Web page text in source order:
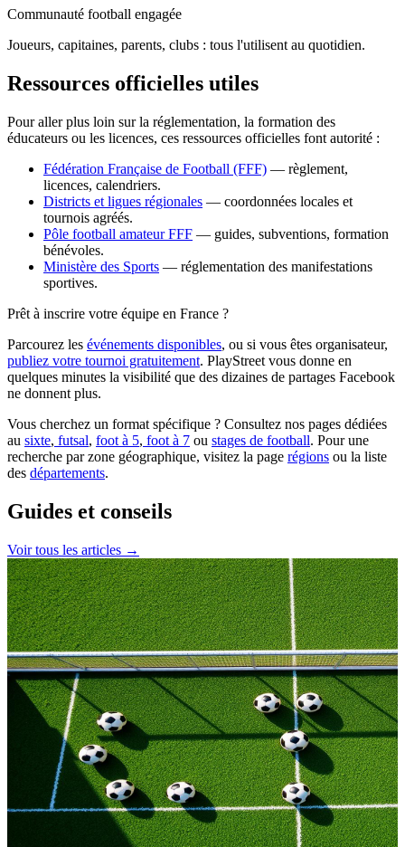
Communauté football engagée
Joueurs, capitaines, parents, clubs : tous l'utilisent au quotidien.
Ressources officielles utiles
Pour aller plus loin sur la réglementation, la formation des
éducateurs ou les licences, ces ressources officielles font autorité :
Fédération Française de Football (FFF) — règlement,
licences, calendriers.
Districts et ligues régionales — coordonnées locales et
tournois agréés.
Pôle football amateur FFF — guides, subventions, formation
bénévoles.
Ministère des Sports — réglementation des manifestations
sportives.
Prêt à inscrire votre équipe en France ?
Parcourez les événements disponibles, ou si vous êtes organisateur,
publiez votre tournoi gratuitement. PlayStreet vous donne en
quelques minutes la visibilité que des dizaines de partages Facebook
ne donnent plus.
Vous cherchez un format spécifique ? Consultez nos pages dédiées
au sixte, futsal, foot à 5, foot à 7 ou stages de football. Pour une
recherche par zone géographique, visitez la page régions ou la liste
des départements.
Guides et conseils
Voir tous les articles →